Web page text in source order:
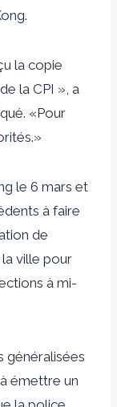
la copie
la CPI », a
«Pour
le 6 mars et
à faire
de
ville pour
à mi-
généralisées
émettre un